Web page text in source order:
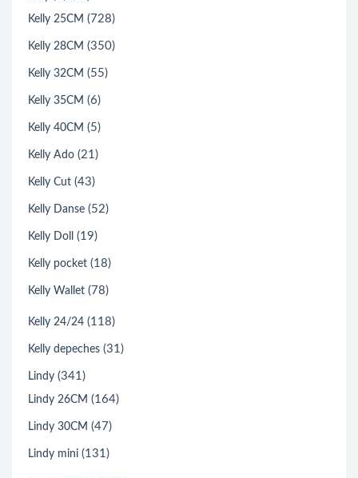
Kelly 25CM (728)
Kelly 28CM (350)
Kelly 32CM (55)
Kelly 35CM (6)
Kelly 40CM (5)
Kelly Ado (21)
Kelly Cut (43)
Kelly Danse (52)
Kelly Doll (19)
Kelly pocket (18)
Kelly Wallet (78)
Kelly 24/24 (118)
Kelly depeches (31)
Lindy (341)
Lindy 26CM (164)
Lindy 30CM (47)
Lindy mini (131)